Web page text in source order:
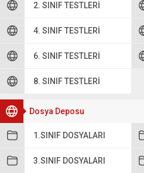
2. SINIF TESTLERI
4. SINIF TESTLERI
6. SINIF TESTLERI
8. SINIF TESTLERI
Dosya Deposu
1.SINIF DOSYALARI
3.SINIF DOSYALARI